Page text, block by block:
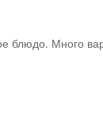
блюдо. Много